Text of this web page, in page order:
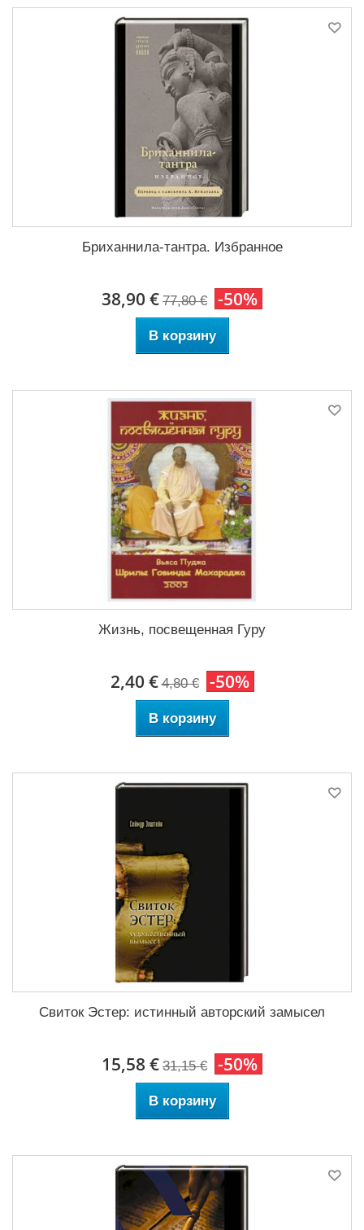
Бриханнила-тантра. Избранное
38,90 € 77,80 € -50%
В корзину
Жизнь, посвещенная Гуру
2,40 € 4,80 € -50%
В корзину
Свиток Эстер: истинный авторский замысел
15,58 € 31,15 € -50%
В корзину